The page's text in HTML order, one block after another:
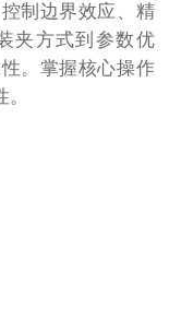
制边界效应、精
夹方式到参数优
。掌握核心操作